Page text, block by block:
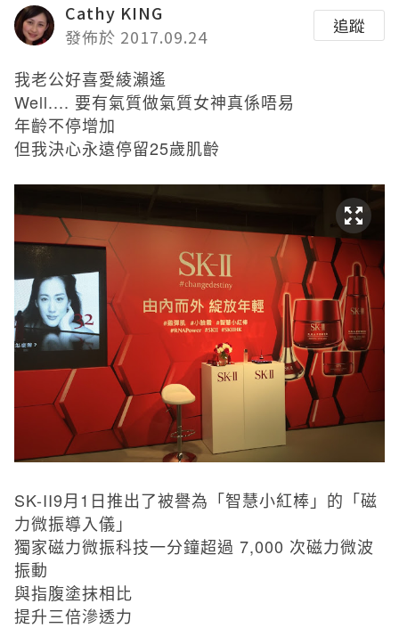
Cathy KING
發佈於 2017.09.24
追蹤
我老公好喜愛綾瀨遙
Well.... 要有氣質做氣質女神真係唔易
年齡不停增加
但我決心永遠停留25歲肌齡
SK-II9月1 日推出了被譽為「智慧小紅棒」的「磁
力微振導入儀」
獨家磁力微振科技一分鐘超過 7,000 次磁力微波
振動
與指腹塗抹相比
提升三倍滲透力